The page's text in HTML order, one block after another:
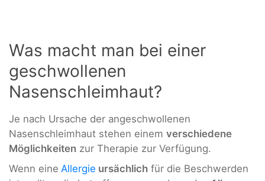
Was macht man bei einer
geschwollenen
Nasenschleimhaut?
Je nach Ursache der angeschwollenen
Nasenschleimhaut stehen einem verschiedene
Möglichkeiten zur Therapie zur Verfügung.
Wenn eine Allergie ursächlich für die Beschwerden